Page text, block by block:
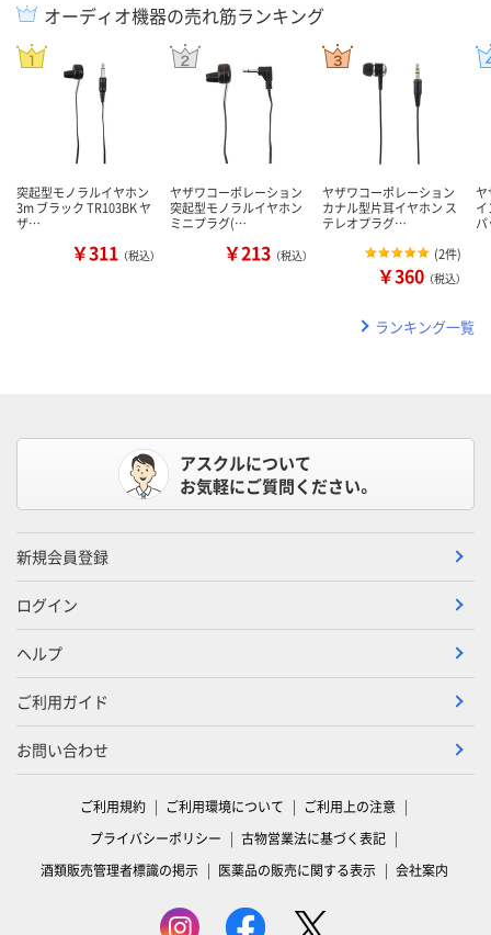
オーディオ機器の売れ筋ランキング
突起型モノラルイヤホン
3m ブラック TR103BK ヤ
ザ…
￥311 （税込）
ヤザワコーポレーション
突起型モノラルイヤホン
ミニプラグ(…
￥213 （税込）
ヤザワコーポレーション
カナル型片耳イヤホン ス
テレオプラグ…
(2件)
￥360 （税込）
ヤ
ランキング一覧
アスクルについて
お気軽にご質問ください。
新規会員登録
ログイン
ヘルプ
ご利用ガイド
お問い合わせ
ご利用規約 ご利用環境について
ご利用上の注意
プライバシーポリシー
古物営業法に基づく表記
酒類販売管理者標識の掲示
医薬品の販売に関する表示 会社案内